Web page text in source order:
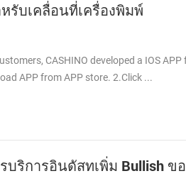
รับเคลื่อนที่เครื่องพิมพ์
CASHINO developed a IOS
APP from APP store. 2.Click ...
บริการอินดัสทเพิ่ม Bullish ข